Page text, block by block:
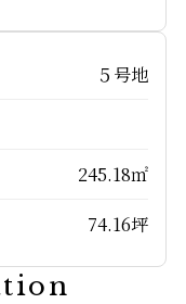
５号地
245.18㎡
74.16坪